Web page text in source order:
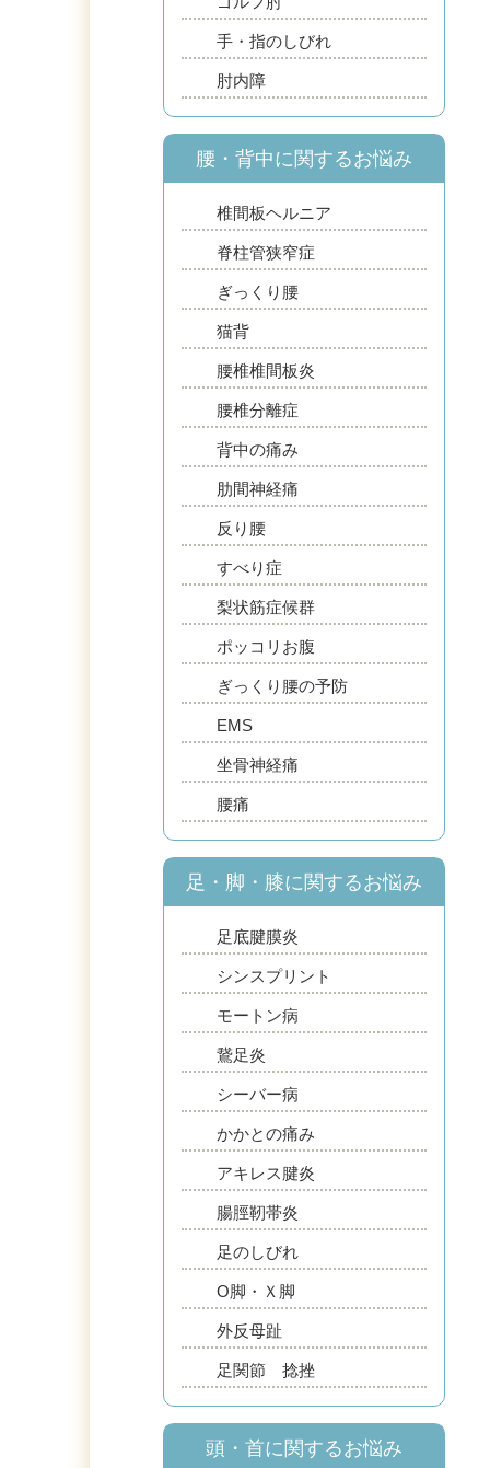
手・指のしびれ
肘内障
腰・背中に関するお悩み
椎間板ヘルニア
脊柱管狭窄症
ぎっくり腰
猫背
腰椎椎間板炎
腰椎分離症
背中の痛み
肋間神経痛
反り腰
すべり症
梨状筋症候群
ポッコリお腹
ぎっくり腰の予防
EMS
坐骨神経痛
腰痛
足・脚・膝に関するお悩み
足底腱膜炎
シンスプリント
モートン病
鵞足炎
シーバー病
かかとの痛み
アキレス腱炎
腸脛靭帯炎
足のしびれ
О脚・Ｘ脚
外反母趾
足関節 捻挫
頭・首に関するお悩み